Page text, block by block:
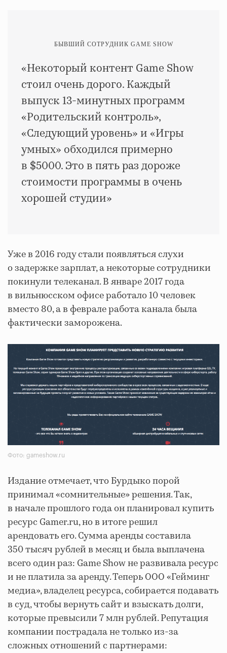
БЫВШИЙ СОТРУДНИК GAME SHOW
«Некоторый контент Game Show
стоил очень дорого. Каждый
выпуск 13-минутных программ
«Родительский контроль»,
«Следующий уровень» и «Игры
умных» обходился примерно
в $5000. Это в пять раз дороже
стоимости программы в очень
хорошей студии»
Уже в 2016 году стали появляться слухи
о задержке зарплат, а некоторые сотрудники
покинули телеканал. В январе 2017 года
в вильнюсском офисе работало 10 человек
вместо 80, а в феврале работа канала была
фактически заморожена.
Фото: gameshow.ru
Издание отмечает, что Бурдыко порой
принимал «сомнительные» решения. Так,
в начале прошлого года он планировал купить
ресурс Gamer.ru, но в итоге решил
арендовать его. Сумма аренды составила
350 тысяч рублей в месяц и была выплачена
всего один раз: Game Show не развивала ресурс
и не платила за аренду. Теперь ООО «Гейминг
медиа», владелец ресурса, собирается подавать
в суд, чтобы вернуть сайт и взыскать долги,
которые превысили 7 млн рублей. Репутация
компании пострадала не только из-за
сложных отношений с партнерами: